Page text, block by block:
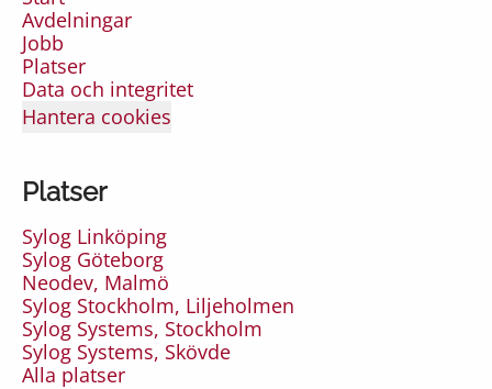
Avdelningar
Jobb
Platser
Data och integritet
Hantera cookies
Platser
Sylog Linköping
Sylog Göteborg
Neodev, Malmö
Sylog Stockholm, Liljeholmen
Sylog Systems, Stockholm
Sylog Systems, Skövde
Alla platser